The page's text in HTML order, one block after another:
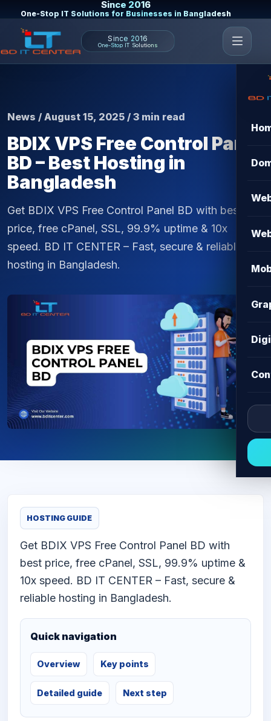
Since 2016
One-Stop IT Solutions for Businesses in Bangladesh
Since 2016
One-Stop IT Solutions
News / August 15, 2025 / 3 min read
BDIX VPS Free Control Panel
BD – Best Hosting in
Bangladesh
Get BDIX VPS Free Control Panel BD with best
price, free cPanel, SSL, 99.9% uptime & 10x
speed. BD IT CENTER – Fast, secure & reliable
hosting in Bangladesh.
HOSTING GUIDE
Get BDIX VPS Free Control Panel BD with
best price, free cPanel, SSL, 99.9% uptime &
10x speed. BD IT CENTER – Fast, secure &
reliable hosting in Bangladesh.
Quick navigation
Overview Key points
Detailed guide Next step